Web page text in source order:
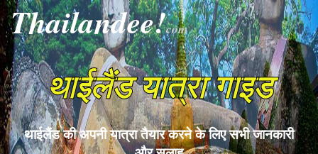
Thailandee!com
थाईलैंड यात्रा गाइड
थाईलैंड की अपनी यात्रा तैयार करने के लिए सभी जानकारी